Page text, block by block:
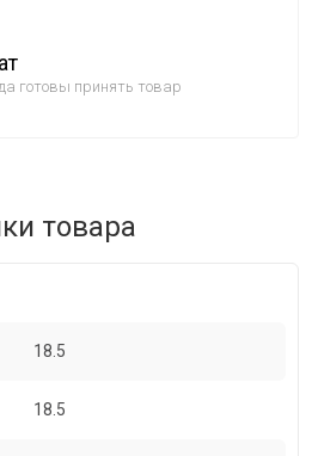
готовы принять товар
товара
18.5
18.5